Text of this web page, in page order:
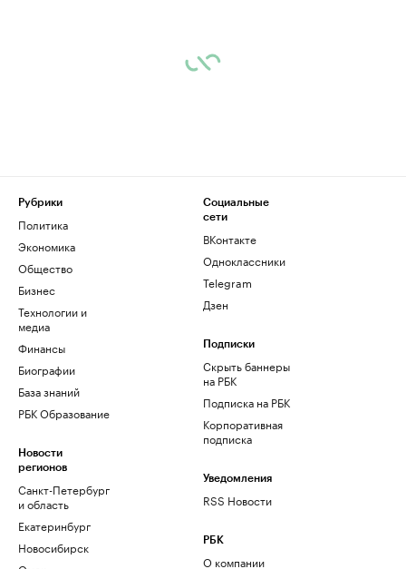
Рубрики
Политика
Экономика
Общество
Бизнес
Технологии и
медиа
Финансы
Биографии
База знаний
РБК Образование
Новости
регионов
Санкт-Петербург
и область
Екатеринбург
Новосибирск
Социальные
сети
ВКонтакте
Одноклассники
Telegram
Дзен
Подписки
Скрыть баннеры
на РБК
Подписка на РБК
Корпоративная
подписка
Уведомления
RSS Новости
РБК
О компании